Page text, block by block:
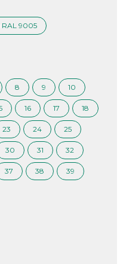
9005
8 9 10
16 17 18
23 24 25
30 31 32
37 38 39